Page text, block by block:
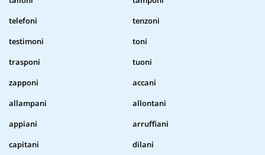
telefoni
tenzoni
testimoni
toni
trasponi
tuoni
zapponi
accani
allampani
allontani
appiani
arruffiani
capitani
dilani